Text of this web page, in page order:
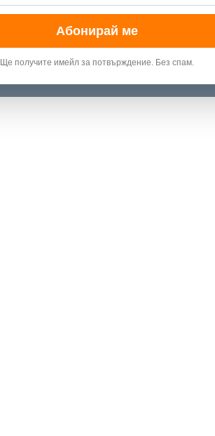
Абонирай ме
Ще получите имейл за потвърждение. Без спам.